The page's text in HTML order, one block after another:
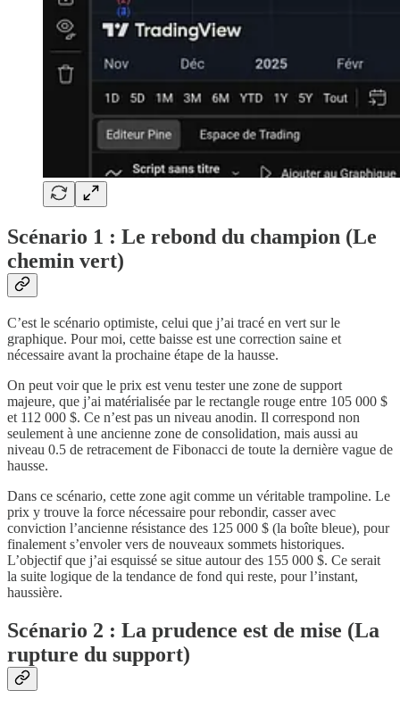
Scénario 1 : Le rebond du champion (Le
chemin vert)
C’est le scénario optimiste, celui que j’ai tracé en vert sur le
graphique. Pour moi, cette baisse est une correction saine et
nécessaire avant la prochaine étape de la hausse.
On peut voir que le prix est venu tester une zone de support
majeure, que j’ai matérialisée par le rectangle rouge entre 105 000 $
et 112 000 $. Ce n’est pas un niveau anodin. Il correspond non
seulement à une ancienne zone de consolidation, mais aussi au
niveau 0.5 de retracement de Fibonacci de toute la dernière vague de
hausse.
Dans ce scénario, cette zone agit comme un véritable trampoline. Le
prix y trouve la force nécessaire pour rebondir, casser avec
conviction l’ancienne résistance des 125 000 $ (la boîte bleue), pour
finalement s’envoler vers de nouveaux sommets historiques.
L’objectif que j’ai esquissé se situe autour des 155 000 $. Ce serait
la suite logique de la tendance de fond qui reste, pour l’instant,
haussière.
Scénario 2 : La prudence est de mise (La
rupture du support)